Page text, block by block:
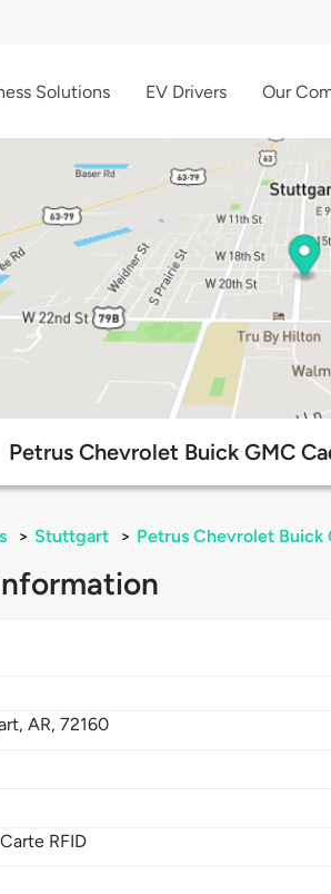
Solutions EV Drivers Our
Petrus Chevrolet Buick GMC
> Stuttgart > Petrus Chevrolet Buick
AR,72160
RFID